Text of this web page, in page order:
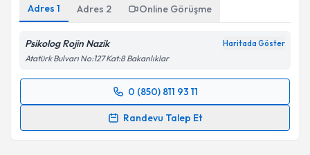
Adres 1 Adres 2 Online Görüşme
Psikolog Rojin Nazik Haritada Göster
Atatürk Bulvarı No:127 Kat:8 Bakanlıklar
0 (850) 811 93 11
Randevu Talep Et
Randevu Takvimi Talebi